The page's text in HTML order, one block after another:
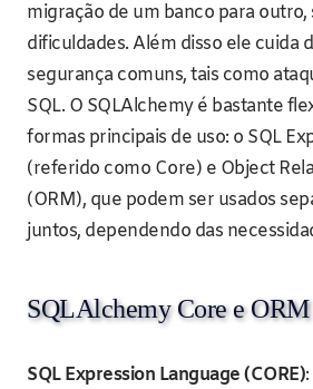
migração de um banco para outro,
dificuldades. Além disso ele cuida
segurança comuns, tais como
SQL. O SQLAlchemy é bastante
formas principais de uso: o SQL
(referido como Core) e Object
(ORM), que podem ser usados
juntos, dependendo das
SQLAlchemy Core e ORM
SQL Expression Language (CORE)